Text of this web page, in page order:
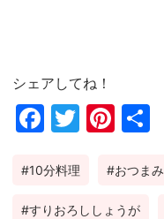
シェアしてね！
Fac
ok
Twi
Pin
est
10分料理 おつまみ
すりおろししょうが